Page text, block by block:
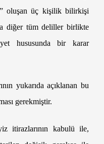
oluşan üç kişilik bilirkişi
diğer tüm deliller birlikte
hususunda bir karar
yukarıda açıklanan bu
gerekmiştir.
itirazlarının kabulü ile,